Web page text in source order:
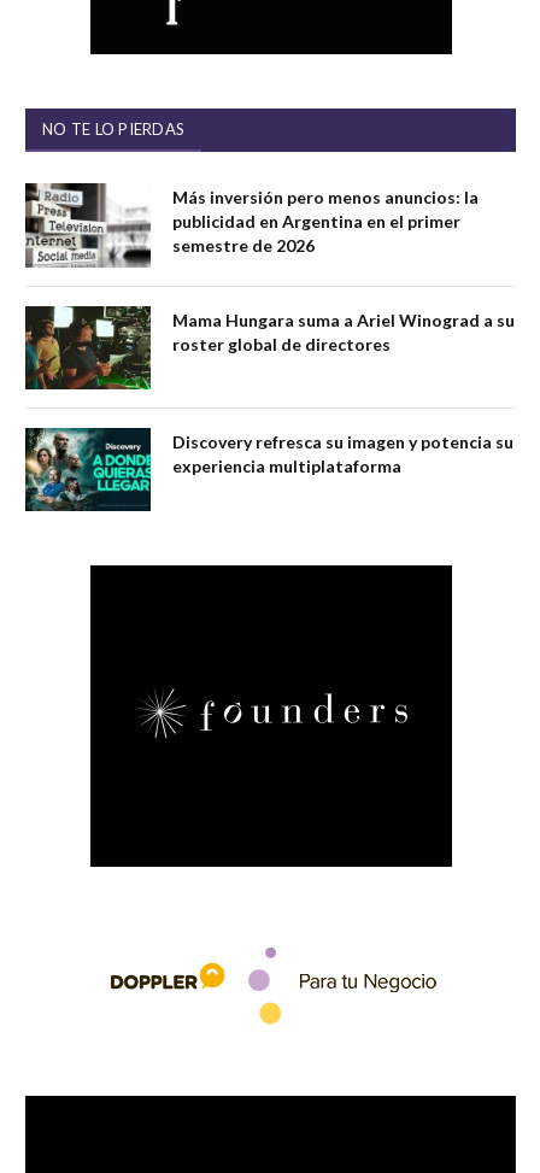
NO TE LO PIERDAS
Más inversión pero menos anuncios: la
publicidad en Argentina en el primer
semestre de 2026
Mama Hungara suma a Ariel Winograd a su
roster global de directores
Discovery refresca su imagen y potencia su
experiencia multiplataforma